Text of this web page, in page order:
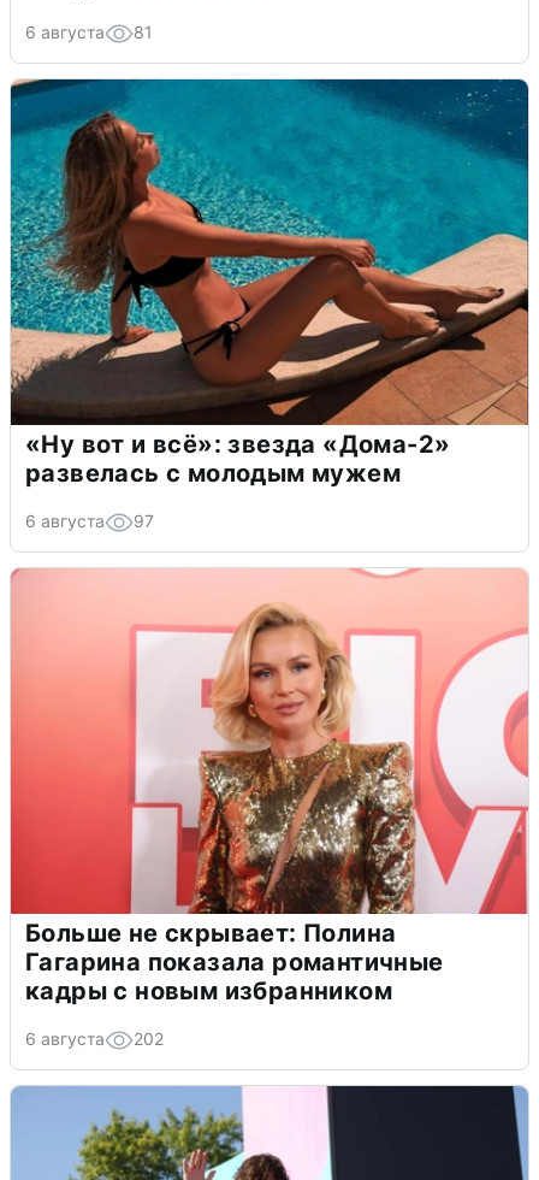
6 августа 81
«Ну вот и всё»: звезда «Дома-2»
развелась с молодым мужем
6 августа 97
Больше не скрывает: Полина
Гагарина показала романтичные
кадры с новым избранником
6 августа 202